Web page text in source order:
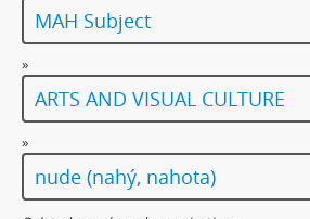
MAH Subject
»
ARTS AND VISUAL CULTURE
»
nude (nahý, nahota)